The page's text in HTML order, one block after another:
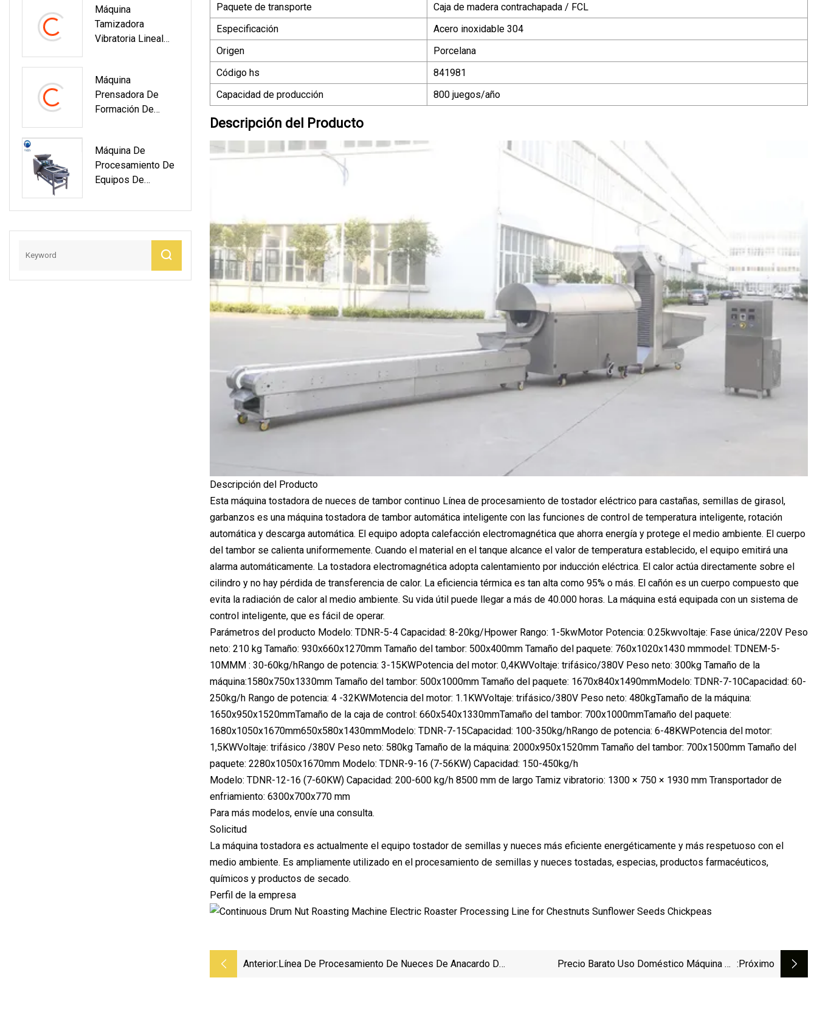
Vulcanización De
Tubos Internos
Personalizable
Máquina
Tamizadora
Vibratoria Lineal
Alimentos Para
Clasificar Nueces
De Macadamia
Máquina
Prensadora De
Formación De
Filas Y 8 Orificios
Máquina De
Procesamiento De
Equipos De
Descascarar
Paquete de transporte
Caja de madera contrachapada / FCL
Especificación
Acero inoxidable 304
Origen
Porcelana
Código hs
841981
Capacidad de producción
800 juegos/año
Descripción del Producto
Descripción del Producto
Esta máquina tostadora de nueces de tambor continuo Línea de procesamiento de tostador eléctrico para castañas, semillas de girasol,
garbanzos es una máquina tostadora de tambor automática inteligente con las funciones de control de temperatura inteligente, rotación
automática y descarga automática. El equipo adopta calefacción electromagnética que ahorra energía y protege el medio ambiente. El cuerpo
del tambor se calienta uniformemente. Cuando el material en el tanque alcance el valor de temperatura establecido, el equipo emitirá una
alarma automáticamente. La tostadora electromagnética adopta calentamiento por inducción eléctrica. El calor actúa directamente sobre el
cilindro y no hay pérdida de transferencia de calor. La eficiencia térmica es tan alta como 95% o más. El cañón es un cuerpo compuesto que
evita la radiación de calor al medio ambiente. Su vida útil puede llegar a más de 40.000 horas. La máquina está equipada con un sistema de
control inteligente, que es fácil de operar.
Parámetros del producto Modelo: TDNR-5-4 Capacidad: 8-20kg/Hpower Rango: 1-5kwMotor Potencia: 0.25kwvoltaje: Fase única/220V Peso
neto: 210 kg Tamaño: 930x660x1270mm Tamaño del tambor: 500x400mm Tamaño del paquete: 760x1020x1430 mmmodel: TDNEM-5-
10MMM : 30-60kg/hRango de potencia: 3-15KWPotencia del motor: 0,4KWVoltaje: trifásico/380V Peso neto: 300kg Tamaño de la
máquina:1580x750x1330mm Tamaño del tambor: 500x1000mm Tamaño del paquete: 1670x840x1490mmModelo: TDNR-7-10Capacidad: 60-
250kg/h Rango de potencia: 4 -32KWMotencia del motor: 1.1KWVoltaje: trifásico/380V Peso neto: 480kgTamaño de la máquina:
1650x950x1520mmTamaño de la caja de control: 660x540x1330mmTamaño del tambor: 700x1000mmTamaño del paquete:
1680x1050x1670mm650x580x1430mmModelo: TDNR-7-15Capacidad: 100-350kg/hRango de potencia: 6-48KWPotencia del motor:
1,5KWVoltaje: trifásico /380V Peso neto: 580kg Tamaño de la máquina: 2000x950x1520mm Tamaño del tambor: 700x1500mm Tamaño del
paquete: 2280x1050x1670mm Modelo: TDNR-9-16 (7-56KW) Capacidad: 150-450kg/h
Modelo: TDNR-12-16 (7-60KW) Capacidad: 200-600 kg/h 8500 mm de largo Tamiz vibratorio: 1300 × 750 × 1930 mm Transportador de
enfriamiento: 6300x700x770 mm
Para más modelos, envíe una consulta.
Solicitud
La máquina tostadora es actualmente el equipo tostador de semillas y nueces más eficiente energéticamente y más respetuoso con el
medio ambiente. Es ampliamente utilizado en el procesamiento de semillas y nueces tostadas, especias, productos farmacéuticos,
químicos y productos de secado.
Perfil de la empresa
Anterior: Línea De Procesamiento De Nueces De Anacardo De
Precio Barato Uso Doméstico Máquina De :próximo